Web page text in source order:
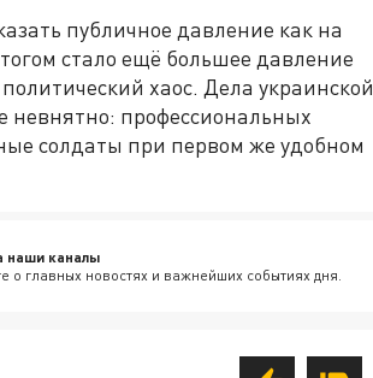
публичное давление как на
стало ещё большее давление
хаос. Дела украинской
невнятно: профессиональных
солдаты при первом же удобном
наши каналы
о главных новостях и важнейших событиях дня.